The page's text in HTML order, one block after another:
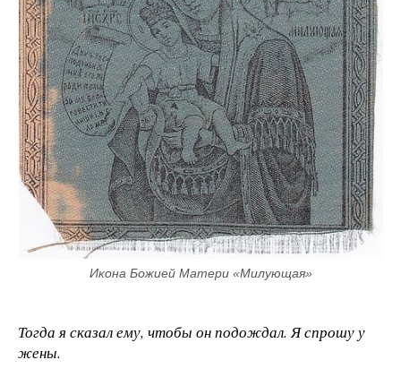
Икона Божией Матери «Милующая»
Тогда я сказал ему, чтобы он подождал. Я спрошу у
жены.